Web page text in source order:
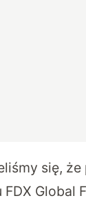
się,
Global